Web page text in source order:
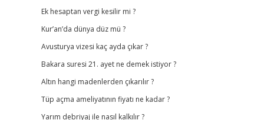
Ek hesaptan vergi kesilir mi ?
Kur’an’da dünya düz mü ?
Avusturya vizesi kaç ayda çıkar ?
Bakara suresi 21. ayet ne demek istiyor ?
Altın hangi madenlerden çıkarılır ?
Tüp açma ameliyatının fiyatı ne kadar ?
Yarım debriyaj ile nasıl kalkılır ?